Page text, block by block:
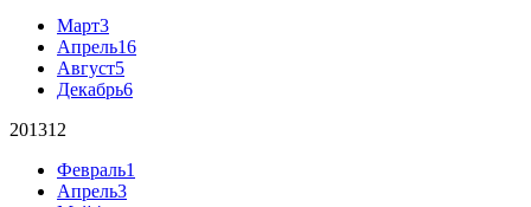
Март3
Апрель16
Август5
Декабрь6
201312
Февраль1
Апрель3